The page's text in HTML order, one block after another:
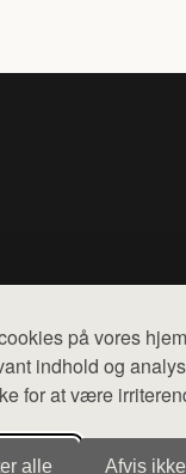
på vores
indhold og
for at være
alle Afvis
Der sælges